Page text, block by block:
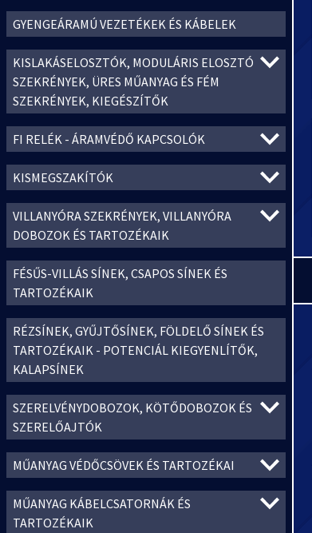
GYENGEÁRAMÚ VEZETÉKEK ÉS KÁBELEK
KISLAKÁSELOSZTÓK, MODULÁRIS ELOSZTÓ
SZEKRÉNYEK, ÜRES MŰANYAG ÉS FÉM
SZEKRÉNYEK, KIEGÉSZÍTŐK
FI RELÉK - ÁRAMVÉDŐ KAPCSOLÓK
KISMEGSZAKÍTÓK
VILLANYÓRA SZEKRÉNYEK, VILLANYÓRA
DOBOZOK ÉS TARTOZÉKAIK
FÉSŰS-VILLÁS SÍNEK, CSAPOS SÍNEK ÉS
TARTOZÉKAIK
RÉZSÍNEK, GYŰJTŐSÍNEK, FÖLDELŐ SÍNEK ÉS
TARTOZÉKAIK - POTENCIÁL KIEGYENLÍTŐK,
KALAPSÍNEK
SZERELVÉNYDOBOZOK, KÖTŐDOBOZOK ÉS
SZERELŐAJTÓK
MŰANYAG VÉDŐCSÖVEK ÉS TARTOZÉKAI
MŰANYAG KÁBELCSATORNÁK ÉS
TARTOZÉKAIK